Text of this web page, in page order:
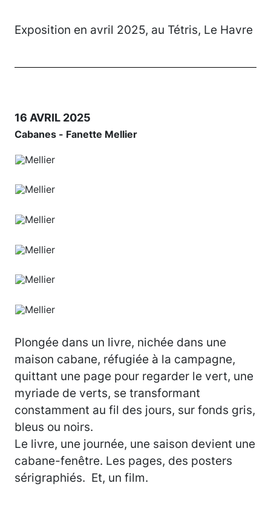
Exposition en avril 2025, au Tétris, Le Havre
16 AVRIL 2025
Cabanes - Fanette Mellier
Plongée dans un livre, nichée dans une
maison cabane, réfugiée à la campagne,
quittant une page pour regarder le vert, une
myriade de verts, se transformant
constamment au fil des jours, sur fonds gris,
bleus ou noirs.
Le livre, une journée, une saison devient une
cabane-fenêtre. Les pages, des posters
sérigraphiés. Et, un film.